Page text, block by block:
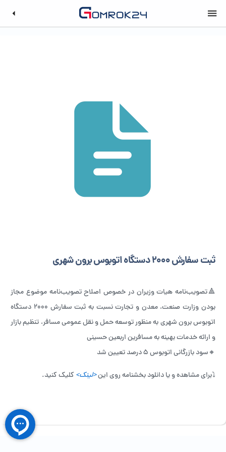
ثبت سفارش ۲۰۰۰ دستگاه اتوبوس برون شهری
🔺تصویب‌نامه هیات وزیران در خصوص اصلاح تصویب‌نامه موضوع مجاز
بودن وزارت صنعت، معدن و تجارت نسبت به ثبت سفارش ۲۰۰۰ دستگاه
اتوبوس برون شهری به منظور توسعه حمل و نقل عمومی مسافر، تنظیم بازار
و ارائه خدمات بهینه به مسافرین اربعین حسینی
🔸سود بازرگانی اتوبوس ۵ درصد تعیین شد
⤵️برای مشاهده و یا دانلود بخشنامه روی این<لینک> کلیک کنید.